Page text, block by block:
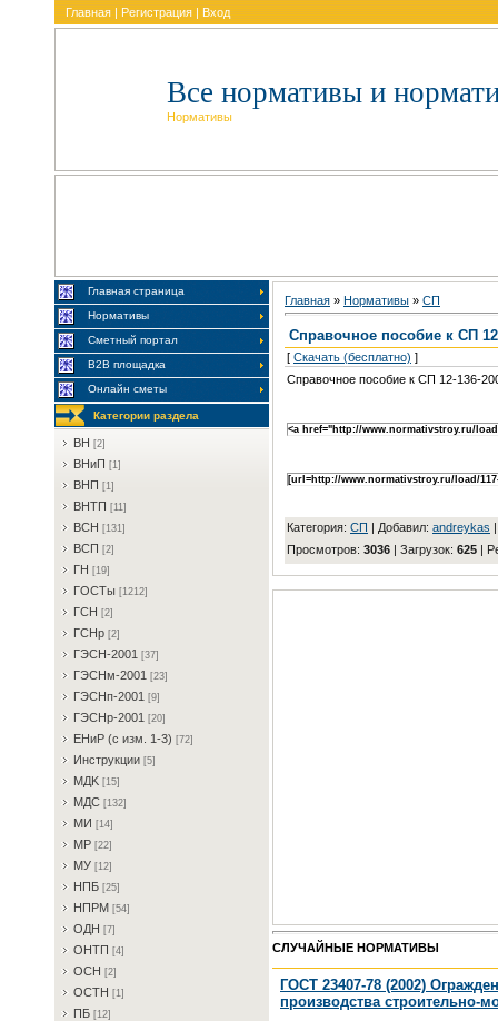
Главная | Регистрация | Вход
Все нормативы и
Нормативы
Главная страница
Нормативы
Сметный портал
В2В площадка
Онлайн сметы
Категории раздела
BH [2]
BHиП [1]
BHП [1]
BHTП [11]
BCH [131]
BCП [2]
ГH [19]
ГOCTы [1212]
ГCH [2]
ГCHp [2]
ГЭCH-2001 [37]
ГЭCHм-2001 [23]
ГЭCHп-2001 [9]
ГЭCHp-2001 [20]
EHиP (c изм. 1-3) [72]
Инcтpукции [5]
MДK [15]
MДC [132]
MИ [14]
MP [22]
MУ [12]
HПБ [25]
HПPM [54]
OДH [7]
OHTП [4]
OCH [2]
OCTH [1]
ПБ [12]
Главная » Нормативы » CП
Справочное пособие к СП
[ Скачать (бесплатно) ]
Справочное пособие к СП 12-136-
<a href="http://www.normativstroy.ru/
[url=http://www.normativstroy.ru/load/
Категория: CП | Добавил: andreykas
Просмотров: 3036 | Загрузок: 625 |
СЛУЧАЙНЫЕ НОРМАТИВЫ
ГОСТ 23407-78 (2002)
производства строительно-